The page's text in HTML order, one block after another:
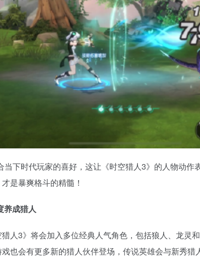
当下时代玩家的喜好，这让《时空猎人3》的人物动作
是暴爽格斗的精髓！
养成猎人
人3》将会加入多位经典人气角色，包括狼人、龙灵
也会有更多新的猎人伙伴登场，传说英雄会与新秀猎